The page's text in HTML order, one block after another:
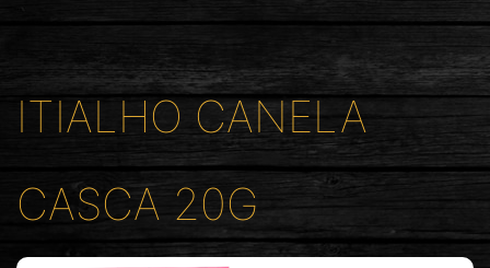
ITIALHO CANELA
CASCA 20G